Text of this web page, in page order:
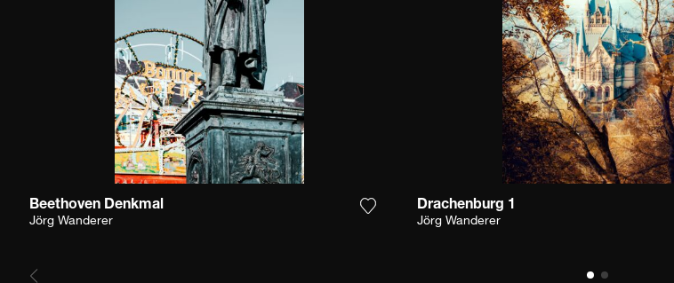
Beethoven Denkmal
Jörg Wanderer Fügen Sie das Foto meiner Wunschliste hinzu
Drachenburg 1
Jörg Wanderer